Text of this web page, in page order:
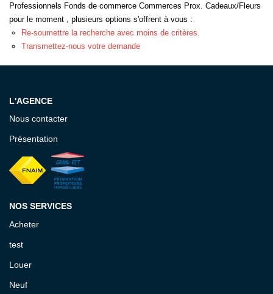
NOS RÉALISATIONS
Créer une alerte
Professionnels Fonds de commerce Commerces Prox. Cadeaux/Fleurs
pour le moment , plusieurs options s'offrent à vous :
Re-soumettre la recherche avec moins de critères.
Transmettez-nous votre demande
L'AGENCE
Nous contacter
Présentation
NOS SERVICES
Acheter
test
Louer
Neuf